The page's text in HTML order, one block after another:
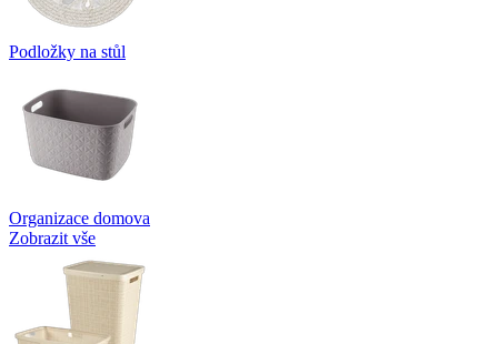
Podložky na stůl
Organizace domova
Zobrazit vše